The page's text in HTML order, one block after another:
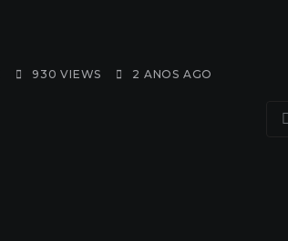
930 VIEWS 2 ANOS AGO